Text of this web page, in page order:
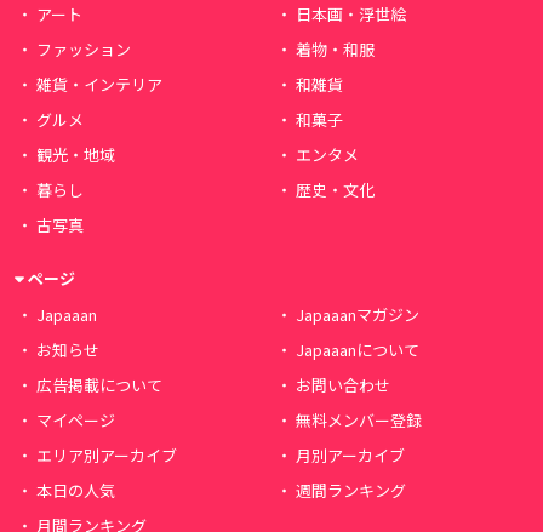
アート
日本画・浮世絵
ファッション
着物・和服
雑貨・インテリア
和雑貨
グルメ
和菓子
観光・地域
エンタメ
暮らし
歴史・文化
古写真
ページ
Japaaan
Japaaanマガジン
お知らせ
Japaaanについて
広告掲載について
お問い合わせ
マイページ
無料メンバー登録
エリア別アーカイブ
月別アーカイブ
本日の人気
週間ランキング
月間ランキング